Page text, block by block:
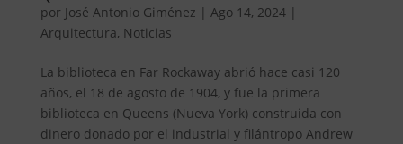
por José Antonio Giménez | Ago 14, 2024|
Arquitectura, Noticias
La biblioteca en Far Rockaway abrió hace casi 120
años, el 18 de agosto de 1904, y fue la primera
biblioteca en Queens (Nueva York) construida con
dinero donado por el industrial y filántropo Andrew